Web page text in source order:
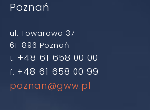
Poznań
ul. Towarowa 37
61-896 Poznań
t. +48 61 658 00 00
f. +48 61 658 00 99
poznan@gww.pl